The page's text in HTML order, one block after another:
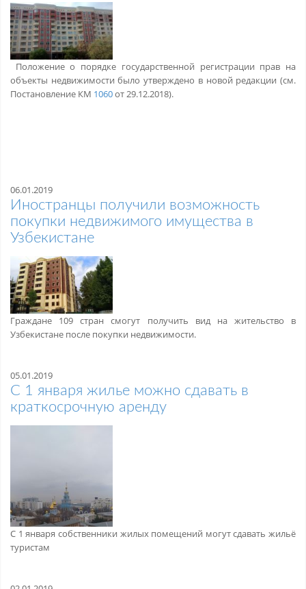
Положение о порядке государственной регистрации прав на
объекты недвижимости было утверждено в новой редакции (см.
Постановление КМ 1060от 29.12.2018).
06.01.2019
Иностранцы получили возможность
покупки недвижимого имущества в
Узбекистане
Граждане 109 стран смогут получить вид на жительство в
Узбекистане после покупки недвижимости.
05.01.2019
С 1 января жилье можно сдавать в
краткосрочную аренду
С 1 января собственники жилых помещений могут сдавать жильё
туристам